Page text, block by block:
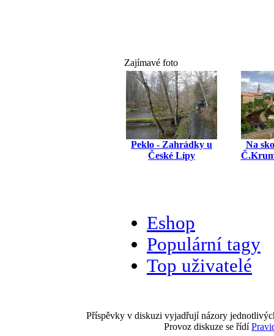
Zajímavé foto
Peklo - Zahrádky u
České Lípy
Na
Eshop
Populární tagy
Top uživatelé
Příspěvky v diskuzi vyjadřují názory
Provoz diskuze se řídí